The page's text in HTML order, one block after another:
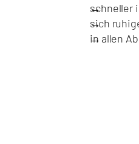
schneller
sich
in allen